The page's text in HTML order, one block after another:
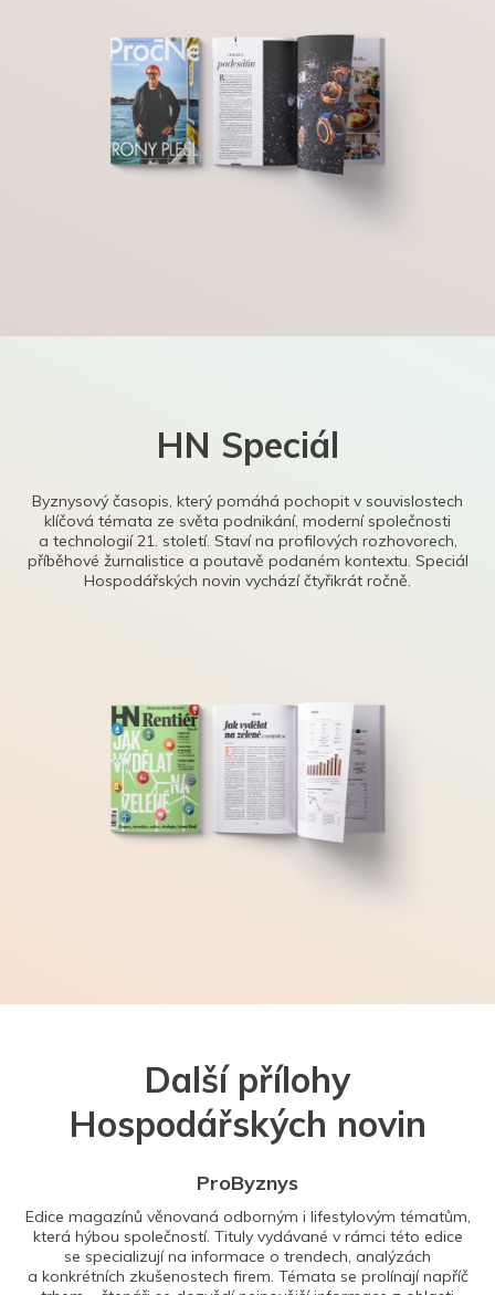
HN Speciál
Byznysový časopis, který pomáhá pochopit v souvislostech
klíčová témata ze světa podnikání, moderní společnosti
a technologií 21. století. Staví na profilových rozhovorech,
příběhové žurnalistice a poutavě podaném kontextu. Speciál
Hospodářských novin vychází čtyřikrát ročně.
Další přílohy
Hospodářských novin
ProByznys
Edice magazínů věnovaná odborným i lifestylovým tématům,
která hýbou společností. Tituly vydávané v rámci této edice
se specializují na informace o trendech, analýzách
a konkrétních zkušenostech firem. Témata se prolínají napříč